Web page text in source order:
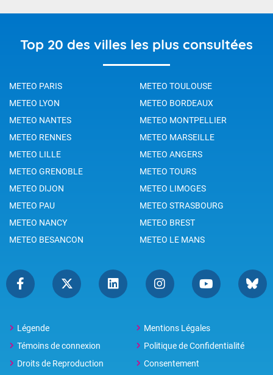
Top 20 des villes les plus consultées
METEO PARIS
METEO TOULOUSE
METEO LYON
METEO BORDEAUX
METEO NANTES
METEO MONTPELLIER
METEO RENNES
METEO MARSEILLE
METEO LILLE
METEO ANGERS
METEO GRENOBLE
METEO TOURS
METEO DIJON
METEO LIMOGES
METEO PAU
METEO STRASBOURG
METEO NANCY
METEO BREST
METEO BESANCON
METEO LE MANS
Légende
Mentions Légales
Témoins de connexion
Politique de Confidentialité
Droits de Reproduction
Consentement